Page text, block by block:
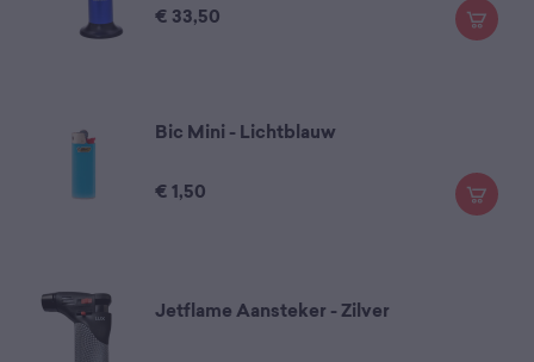
€ 33,50
Bic Mini - Lichtblauw
€ 1,50
Jetflame Aansteker - Zilver